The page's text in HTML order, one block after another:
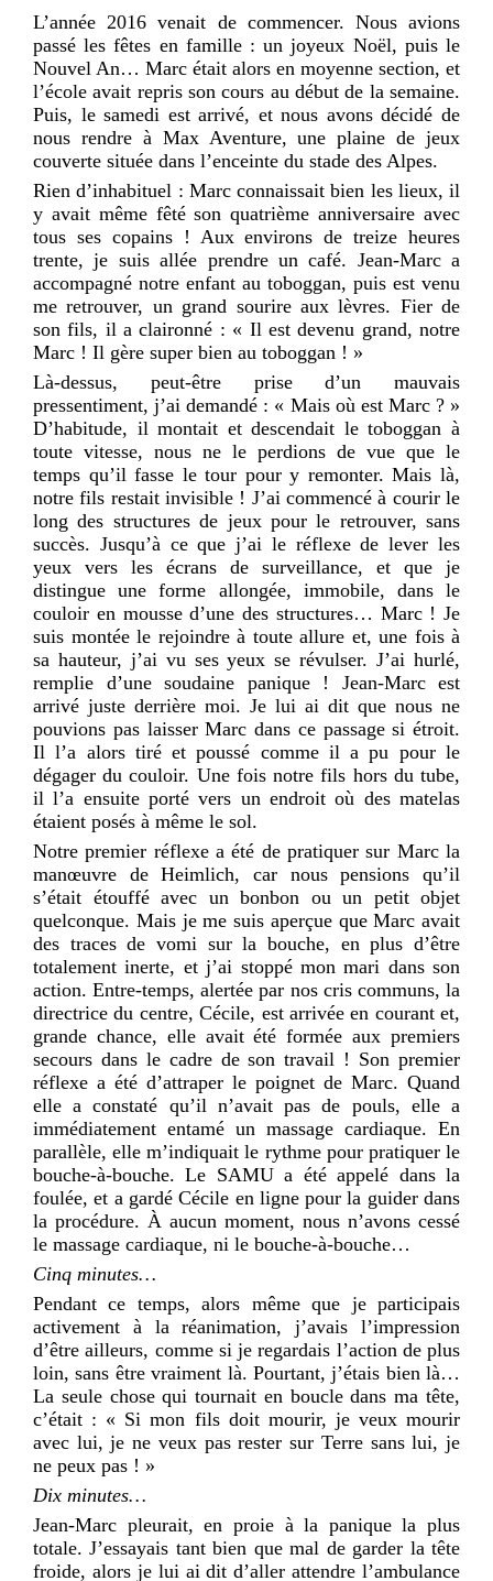
L’année 2016 venait de commencer. Nous avions
passé les fêtes en famille : un joyeux Noël, puis le
Nouvel An… Marc était alors en moyenne section, et
l’école avait repris son cours au début de la semaine.
Puis, le samedi est arrivé, et nous avons décidé de
nous rendre à Max Aventure, une plaine de jeux
couverte située dans l’enceinte du stade des Alpes.
Rien d’inhabituel : Marc connaissait bien les lieux, il
y avait même fêté son quatrième anniversaire avec
tous ses copains ! Aux environs de treize heures
trente, je suis allée prendre un café. Jean-Marc a
accompagné notre enfant au toboggan, puis est venu
me retrouver, un grand sourire aux lèvres. Fier de
son fils, il a claironné : « Il est devenu grand, notre
Marc ! Il gère super bien au toboggan ! »
Là-dessus, peut-être prise d’un mauvais
pressentiment, j’ai demandé : « Mais où est Marc ? »
D’habitude, il montait et descendait le toboggan à
toute vitesse, nous ne le perdions de vue que le
temps qu’il fasse le tour pour y remonter. Mais là,
notre fils restait invisible ! J’ai commencé à courir le
long des structures de jeux pour le retrouver, sans
succès. Jusqu’à ce que j’ai le réflexe de lever les
yeux vers les écrans de surveillance, et que je
distingue une forme allongée, immobile, dans le
couloir en mousse d’une des structures… Marc ! Je
suis montée le rejoindre à toute allure et, une fois à
sa hauteur, j’ai vu ses yeux se révulser. J’ai hurlé,
remplie d’une soudaine panique ! Jean-Marc est
arrivé juste derrière moi. Je lui ai dit que nous ne
pouvions pas laisser Marc dans ce passage si étroit.
Il l’a alors tiré et poussé comme il a pu pour le
dégager du couloir. Une fois notre fils hors du tube,
il l’a ensuite porté vers un endroit où des matelas
étaient posés à même le sol.
Notre premier réflexe a été de pratiquer sur Marc la
manœuvre de Heimlich, car nous pensions qu’il
s’était étouffé avec un bonbon ou un petit objet
quelconque. Mais je me suis aperçue que Marc avait
des traces de vomi sur la bouche, en plus d’être
totalement inerte, et j’ai stoppé mon mari dans son
action. Entre-temps, alertée par nos cris communs, la
directrice du centre, Cécile, est arrivée en courant et,
grande chance, elle avait été formée aux premiers
secours dans le cadre de son travail ! Son premier
réflexe a été d’attraper le poignet de Marc. Quand
elle a constaté qu’il n’avait pas de pouls, elle a
immédiatement entamé un massage cardiaque. En
parallèle, elle m’indiquait le rythme pour pratiquer le
bouche-à-bouche. Le SAMU a été appelé dans la
foulée, et a gardé Cécile en ligne pour la guider dans
la procédure. À aucun moment, nous n’avons cessé
le massage cardiaque, ni le bouche-à-bouche…
Cinq minutes…
Pendant ce temps, alors même que je participais
activement à la réanimation, j’avais l’impression
d’être ailleurs, comme si je regardais l’action de plus
loin, sans être vraiment là. Pourtant, j’étais bien là…
La seule chose qui tournait en boucle dans ma tête,
c’était : « Si mon fils doit mourir, je veux mourir
avec lui, je ne veux pas rester sur Terre sans lui, je
ne peux pas ! »
Dix minutes…
Jean-Marc pleurait, en proie à la panique la plus
totale. J’essayais tant bien que mal de garder la tête
froide, alors je lui ai dit d’aller attendre l’ambulance